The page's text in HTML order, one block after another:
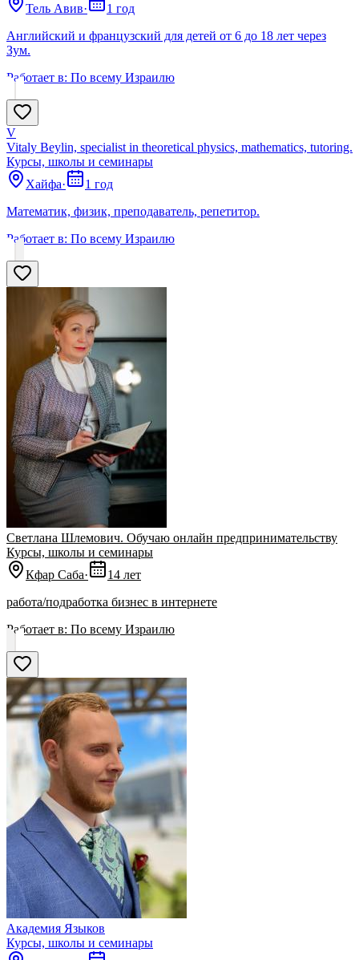
Тель Авив·
1 год
Английский и французский для детей от 6 до 18 лет через
Зум.
Работает в: По всему Израилю
V
Vitaly Beylin, specialist in theoretical physics, mathematics, tutoring.
Курсы, школы и семинары
Хайфа·
1 год
Математик, физик, преподаватель, репетитор.
Работает в: По всему Израилю
Светлана Шлемович. Обучаю онлайн предпринимательству
Курсы, школы и семинары
Кфар Саба·
14 лет
работа/подработка бизнес в интернете
Работает в: По всему Израилю
Академия Языков
Курсы, школы и семинары